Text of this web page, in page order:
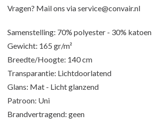
Vragen? Mail ons viaservice@convair.nl
Samenstelling: 70% polyester - 30% katoen
Gewicht: 165 gr/m²
Breedte/Hoogte: 140 cm
Transparantie: Lichtdoorlatend
Glans: Mat - Licht glanzend
Patroon: Uni
Brandvertragend: geen